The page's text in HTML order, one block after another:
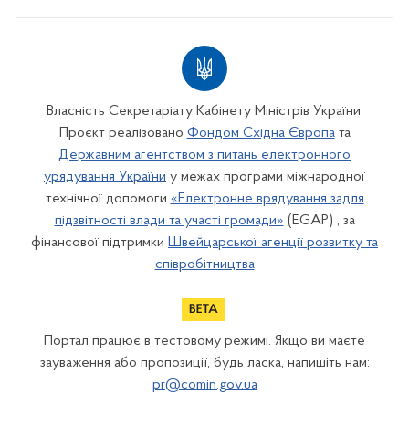
Власність Секретаріату Кабінету Міністрів України.
Проєкт реалізовано Фондом Східна Європата
Державним агентством з питань електронного
урядування України у межах програми міжнародної
технічної допомоги «Електронне врядування задля
підзвітності влади та участі громади» (EGAP) , за
фінансової підтримки Швейцарської агенції розвитку та
співробітництва
Портал працює в тестовому режимі. Якщо ви маєте
зауваження або пропозиції, будь ласка, напишіть нам:
pr@comin.gov.ua